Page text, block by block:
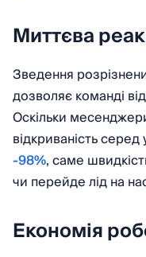
Миттєва
Зведення
дозволяє команді
Оскільки
відкриваність серед
-98%, саме
чи перейде лід на
Економія